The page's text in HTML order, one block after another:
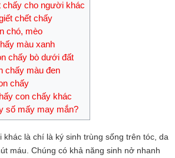
chấy cho người khác
chết chấy
chó, mèo
màu xanh
chấy bò dưới đất
chấy màu đen
chấy
con chấy khác
số mấy may mắn?
khác là chí là ký sinh trùng sống trên tóc, da
máu. Chúng có khả năng sinh nở nhanh